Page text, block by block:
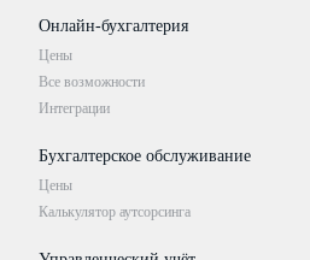
Онлайн-бухгалтерия
Цены
Все возможности
Интеграции
Бухгалтерское обслуживание
Цены
Калькулятор аутсорсинга